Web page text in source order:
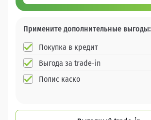
Примените дополнительные выгоды:
Покупка в кредит
Выгода за trade-in
Полис каско